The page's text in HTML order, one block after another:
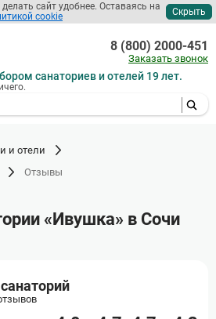
сайт удобнее. Оставаясь на
cookie Скрыть
санаториев и отелей 19 лет.
8 (800) 2000-451
Заказать звонок
и отели
Отзывы
«Ивушка» в Сочи